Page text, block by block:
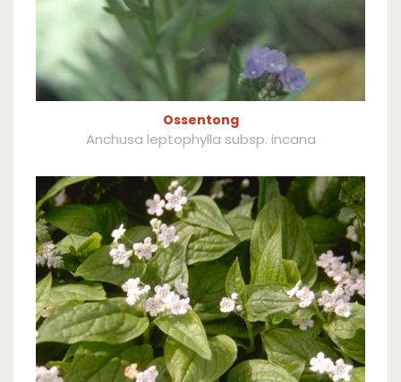
Ossentong
Anchusa leptophylla subsp. incana